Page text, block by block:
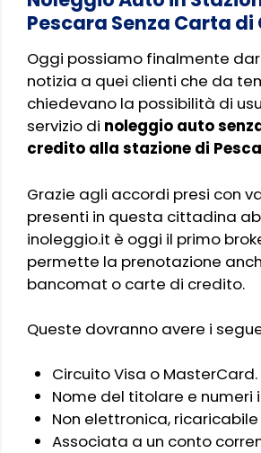
Pescara Senza Carta di
Oggi possiamo finalmente
notizia a quei clienti che da
chiedevano la possibilità di
servizio di noleggio auto
credito alla stazione di
Grazie agli accordi presi con
presenti in questa cittadina
inoleggio.it è oggi il primo
permette la prenotazione
bancomat o carte di credito.
Queste dovranno avere i
Circuito Visa o MasterCard.
Nome del titolare e numeri
Non elettronica,
Associata a un conto